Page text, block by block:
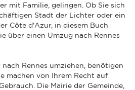
mit Familie, gelingen. Ob Sie sich
Stadt der Lichter oder ein
Côte d'Azur, in diesem Buch
über einen Umzug nach Rennes
Rennes umziehen, benötigen
machen von Ihrem Recht auf
Die Mairie der Gemeinde,